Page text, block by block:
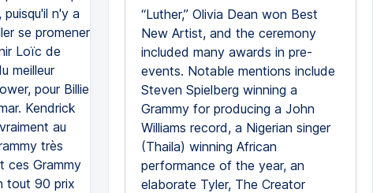
n'y a
se promener
Loïc de
meilleur
pour Billie
Kendrick
au
très
ces Grammy
tout 90 prix
“Luther,” Olivia Dean won Best
New Artist, and the ceremony
included many awards in pre-
events. Notable mentions include
Steven Spielberg winning a
Grammy for producing a John
Williams record, a Nigerian singer
(Thaila) winning African
performance of the year, an
elaborate Tyler, The Creator